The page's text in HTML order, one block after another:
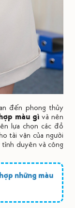
đến phong thủy
màu gì và nên
lựa chọn các đồ
tài vận của người
tình duyên và công
những màu